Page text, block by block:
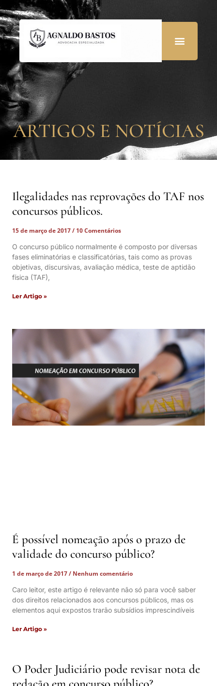
ARTIGOS E NOTÍCIAS
Ilegalidades nas reprovações do TAF nos
concursos públicos.
15 de março de 2017
10 Comentários
O concurso público normalmente é composto por diversas
fases eliminatórias e classificatórias, tais como as provas
objetivas, discursivas, avaliação médica, teste de aptidão
física (TAF),
Ler Artigo »
É possível nomeação após o prazo de
validade do concurso público?
1 de março de 2017
Nenhum comentário
Caro leitor, este artigo é relevante não só para você saber
dos direitos relacionados aos concursos públicos, mas os
elementos aqui expostos trarão subsídios imprescindíveis
Ler Artigo »
O Poder Judiciário pode revisar nota de